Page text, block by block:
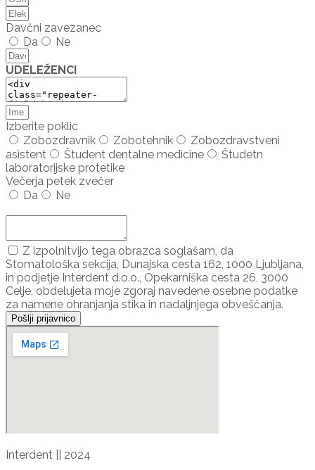
Davčni zavezanec
Da
Ne
UDELEŽENCI
Izberite poklic
Zobozdravnik
Zobotehnik
Zobozdravstveni
asistent
Študent dentalne medicine
Študetn
laboratorijske protetike
Večerja petek zvečer
Da
Ne
Z izpolnitvijo tega obrazca soglašam, da
Stomatološka sekcija, Dunajska cesta 162, 1000 Ljubljana,
in podjetje Interdent d.o.o., Opekarniška cesta 26, 3000
Celje, obdelujeta moje zgoraj navedene osebne podatke
za namene ohranjanja stika in nadaljnjega obveščanja.
Pošlji prijavnico
Interdent || 2024